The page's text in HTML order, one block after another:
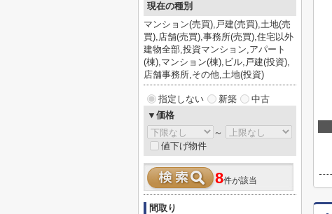
現在の種別
マンション(売買),戸建(売買),土地(売
買),店舗(売買),事務所(売買),住宅以外
建物全部,投資マンション,アパート
(棟),マンション(棟),ビル,戸建(投資),
店舗事務所,その他,土地(投資)
指定しない 新築
中古
▼価格
～
値下げ物件
8件が該当
間取り